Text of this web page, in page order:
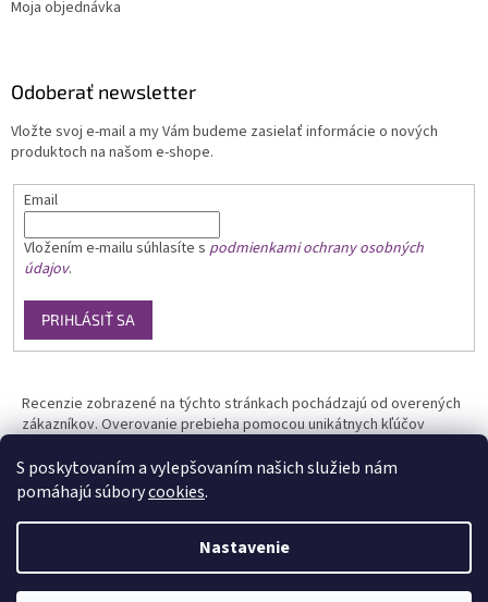
S poskytovaním a vylepšovaním našich služieb nám
pomáhajú súborycookies.
Nastavenie
Moja objednávka
Odoberať newsletter
Vložte svoj e-mail a my Vám budeme zasielať informácie o nových
produktoch na našom e-shope.
Email
Vložením e-mailu súhlasíte s podmienkami ochrany osobných
údajov.
PRIHLÁSIŤ SA
Recenzie zobrazené na týchto stránkach pochádzajú od overených
zákazníkov. Overovanie prebieha pomocou unikátnych kľúčov
Vytvoril Shoptet